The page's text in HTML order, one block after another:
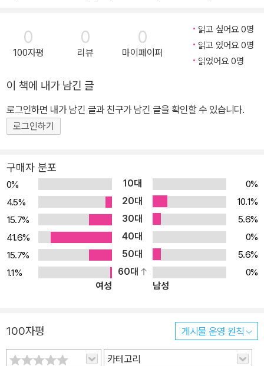
0
100자평
0
리뷰
0
마이페이퍼
읽고 싶어요 0명
읽고 있어요 0명
읽었어요 0명
이 책에 내가 남긴 글
로그인하면 내가 남긴 글과 친구가 남긴 글을 확인할 수 있습니다.
로그인하기
구매자 분포
0% 10대
0%
4.5%
20대
10.1%
15.7%
30대
5.6%
41.6%
40대
0%
15.7%
50대
5.6%
1.1%
60대
0%
여성
남성
100자평 게시물 운영 원칙
카테고리